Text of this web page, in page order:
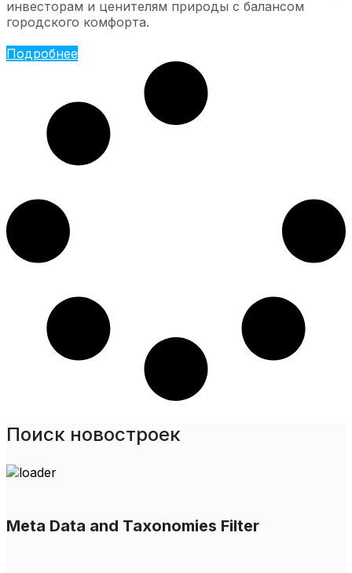
инвесторам и ценителям природы с балансом
городского комфорта.
Подробнее
Поиск новостроек
Meta Data and Taxonomies Filter